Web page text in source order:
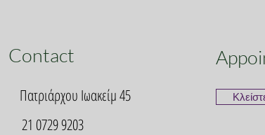
Contact
Πατριάρχου Ιωακείμ 45
21 0729 9203